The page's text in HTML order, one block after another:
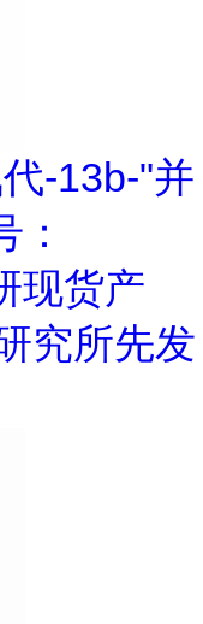
-13b-"并
现货产
究所先发